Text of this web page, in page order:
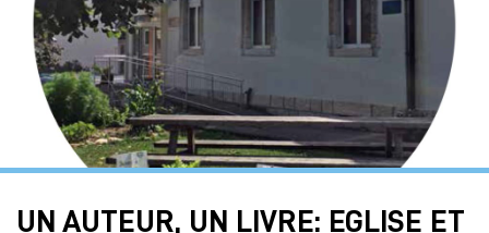
UN AUTEUR, UN LIVRE: EGLISE ET